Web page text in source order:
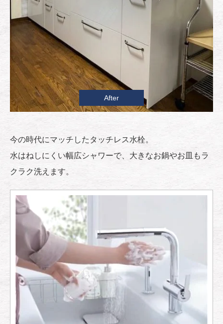
After
今の時代にマッチしたタッチレス水栓。
水はねしにくい幅広シャワーで、大きなお鍋やお皿もラ
クラク洗えます。